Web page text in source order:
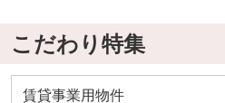
こだわり特集
賃貸事業用物件